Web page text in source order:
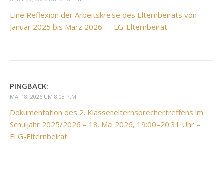
Eine Reflexion der Arbeitskreise des Elternbeirats von
Januar 2025 bis März 2026 – FLG-Elternbeirat
PINGBACK:
MAI 18, 2026 UM 8:03 P.M.
Dokumentation des 2. Klassenelternsprechertreffens im
Schuljahr 2025/2026 – 18. Mai 2026, 19:00–20:31 Uhr –
FLG-Elternbeirat